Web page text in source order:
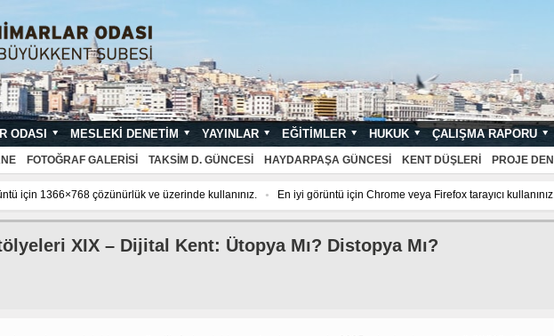
ODASI MESLEKI DENETIM YAYINLAR EĞITIMLER HUKUK ÇALIŞMA RAPORU
FOTOĞRAF GALERISI TAKSIM D. GÜNCESI HAYDARPAŞA GÜNCESI KENT DÜŞLERI PROJE
çözünürlük ve üzerinde kullanınız. En iyi görüntü için Chrome veya Firefox tarayıcı kullanınız. En iyi
XIX – Dijital Kent: Ütopya Mı? Distopya Mı?